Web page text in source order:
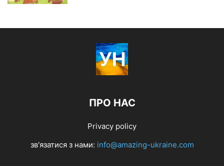
ПРО НАС
Privacy policy
зв'язатися з нами: info@amazing-ukraine.com